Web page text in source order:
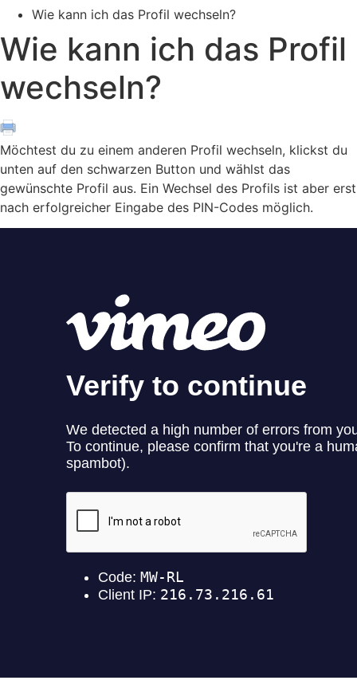
Wie kann ich das Profil wechseln?
Wie kann ich das Profil
wechseln?
Möchtest du zu einem anderen Profil wechseln, klickst du
unten auf den schwarzen Button und wählst das
gewünschte Profil aus. Ein Wechsel des Profils ist aber erst
nach erfolgreicher Eingabe des PIN-Codes möglich.